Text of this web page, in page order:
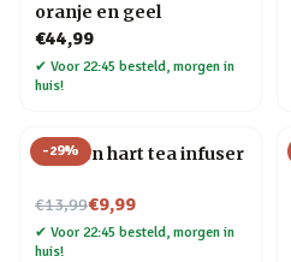
oranje en geel
€44,99
✔ Voor 22:45 besteld, morgen in
huis!
-29%
Strik en hart tea infuser
€13,99
Nu voor€9,99
✔ Voor 22:45 besteld, morgen in
huis!